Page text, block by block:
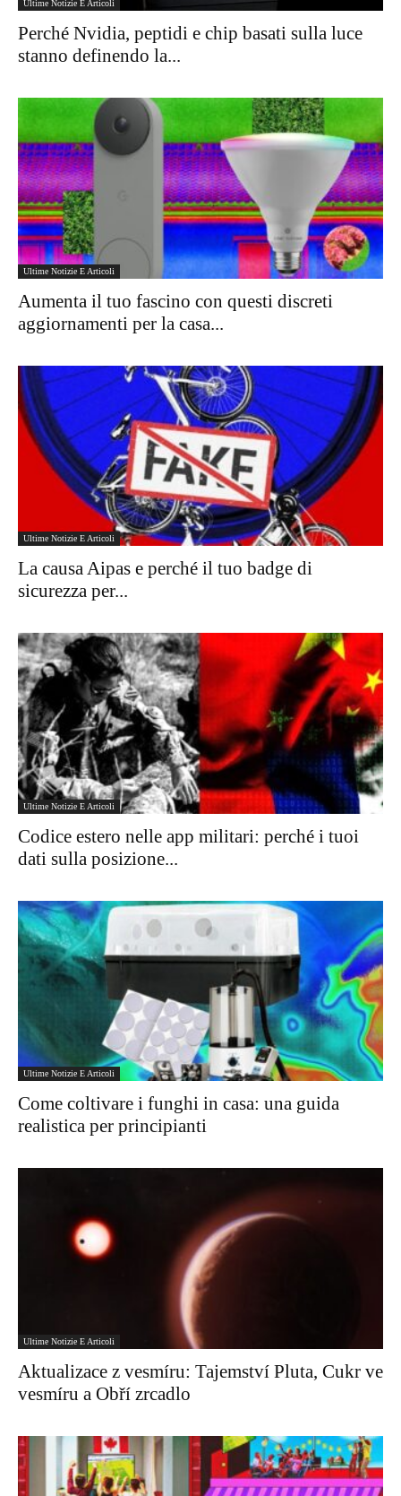
Ultime Notizie E Articoli
Perché Nvidia, peptidi e chip basati sulla luce
stanno definendo la...
Ultime Notizie E Articoli
Aumenta il tuo fascino con questi discreti
aggiornamenti per la casa...
Ultime Notizie E Articoli
La causa Aipas e perché il tuo badge di
sicurezza per...
Ultime Notizie E Articoli
Codice estero nelle app militari: perché i tuoi
dati sulla posizione...
Ultime Notizie E Articoli
Come coltivare i funghi in casa: una guida
realistica per principianti
Ultime Notizie E Articoli
Aktualizace z vesmíru: Tajemství Pluta, Cukr ve
vesmíru a Obří zrcadlo